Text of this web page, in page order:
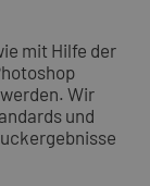
mit Hilfe der
Wir
und